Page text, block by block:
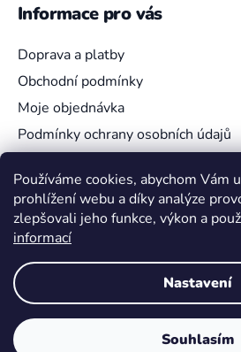
Používáme cookies, abychom Vám
prohlížení webu a díky analýze
zlepšovali jeho funkce, výkon a
informací
Nastavení
Souhlasím
Informace pro vás
Doprava a platby
Obchodní podmínky
Moje objednávka
Podmínky ochrany osobních údajů
Vyhledávání
HLEDAT
Vytvořil